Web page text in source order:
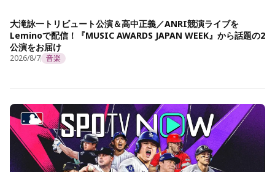
大滝詠一トリビュート公演＆高中正義／ANRI競演ライブを
Leminoで配信！『MUSIC AWARDS JAPAN WEEK』から話題の2
公演をお届け
2026/8/7 音楽